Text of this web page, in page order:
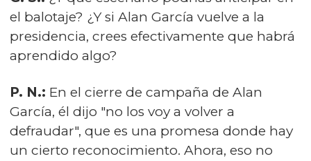
el balotaje? ¿Y si Alan García vuelve a la
presidencia, crees efectivamente que habrá
aprendido algo?
P. N.: En el cierre de campaña de Alan
García, él dijo "no los voy a volver a
defraudar", que es una promesa donde hay
un cierto reconocimiento. Ahora, eso no